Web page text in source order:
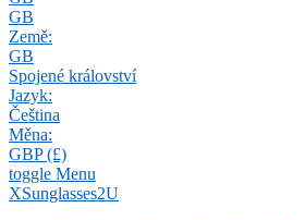
GB
Země:
GB
Spojené království
Jazyk:
Čeština
Měna:
GBP (£)
toggle Menu
XSunglasses2U